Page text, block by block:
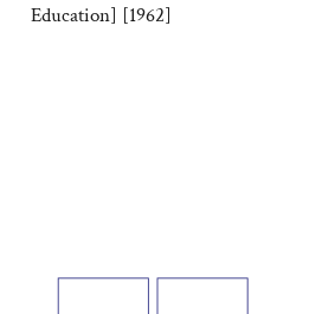
Education] [1962]